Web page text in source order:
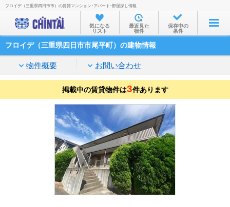
お部屋を探す
沿線・駅から
住所から
家賃相場から
通勤通学時間から
物件特集から
不動産会社から
TOP
フロイデ（三重県四日市市）の賃貸マンション･アパート･部屋探し情報
気になる
リスト
最近見た
物件
保存中の
条件
フロイデ（三重県四日市市尾平町）の建物情報
物件概要 お問い合わせ
掲載中の賃貸物件は3件あります